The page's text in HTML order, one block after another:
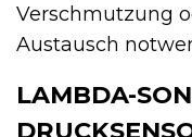
Verschmutzung
Austausch
LAMBDA-